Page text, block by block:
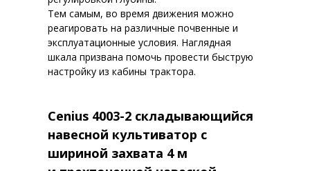
Тем самым, во время движения можно
реагировать на различные почвенные и
эксплуатационные условия. Наглядная
шкала призвана помочь провести быструю
настройку из кабины трактора.
Cenius 4003-2 складывающийся
навесной культиватор с
шириной захвата 4 м